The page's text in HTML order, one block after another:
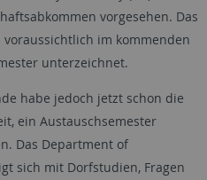
vorgesehen. Das
voraussichtlich im kommenden
unterzeichnet.
habe jedoch jetzt schon die
ein Austauschsemester
Das Department of
sich mit Dorfstudien, Fragen